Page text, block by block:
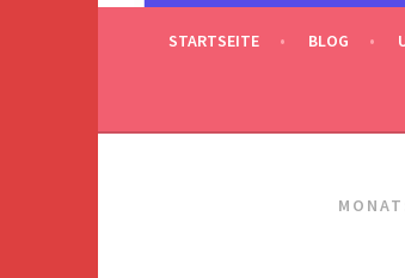
STARTSEITE BLOG